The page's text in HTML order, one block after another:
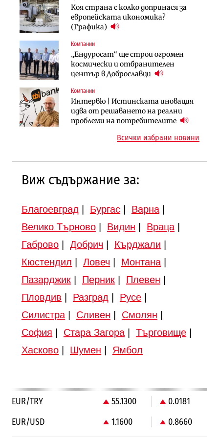
Коя страна с колко допринася за
европейската икономика?
(Графика)
Компании
„Ендуросат“ ще строи огромен
космически и отбранителен
център в Доброславци
Компании
Интервю | Истинската иновация
идва от решаването на реални
проблеми на потребителите
Енергетика
АЕЦ „Козлодуй“ ще работи само още
няколко седмици, ако сушата
Компании
„Хювефарма“ подписа договор за
придобиване на Euroapi Italy
Инфраструктура
АПИ възложи промяната на
парцеларния план за
Финанси
Ипотечното кредитиране в
България продължава да се охлажда
Публични финанси
След 20 години застой: Данъчните
оценки на имотите може да бъдат
Инфраструктура
Вторият мост над Варненското
езеро става част от бъдещата
Всички избрани новини
Виж съдържание за:
Благоевград Бургас| Варна|
Велико Търново| Видин Враца|
Габрово| Добрич Кърджали
Кюстендил
Ловеч Монтана|
Пазарджик| Перник| Плевен
Пловдив
Разград Русе|
Силистра| Сливен Смолян
София
Стара Загора| Търговище|
Хасково| Шумен Ямбол
EUR/TRY 55.1300
0.0181
EUR/USD
1.1600 0.8660